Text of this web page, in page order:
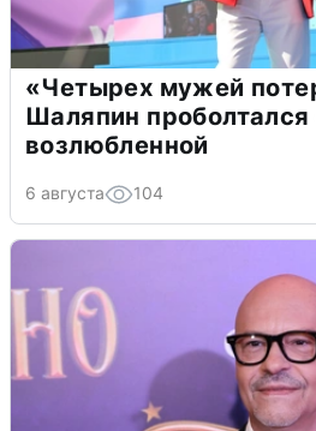
«Четырех мужей
Шаляпин проболтался
возлюбленной
6 августа 104